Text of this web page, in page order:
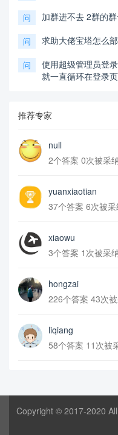
问 加群进不去 2群的
问 求助大佬宝塔怎么
问
使用超级管理员登
就一直循环在登录页
推荐专家
null
2个答案 0次被采
yuanxiaotian
37个答案 6次被采
xiaowu
3个答案 1次被采
hongzai
226个答案 43次
liqiang
58个答案 11次被
Copyright © 2017-2020